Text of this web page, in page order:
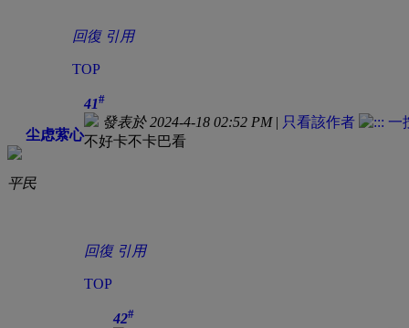
回復 引用
TOP
尘虑萦心
平民
41#
發表於 2024-4-18 02:52 PM| 只看該作者
不好卡不卡巴看
回復 引用
TOP
42#